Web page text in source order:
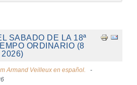
SABADO DE LA 18ª
ORDINARIO (8
2026)
Armand Veilleux en español.